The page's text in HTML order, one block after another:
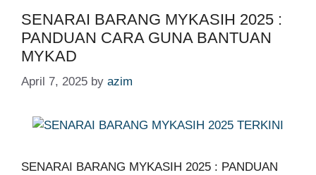
SENARAI BARANG MYKASIH 2025 :
PANDUAN CARA GUNA BANTUAN
MYKAD
April 7, 2025 by azim
SENARAI BARANG MYKASIH 2025 : PANDUAN